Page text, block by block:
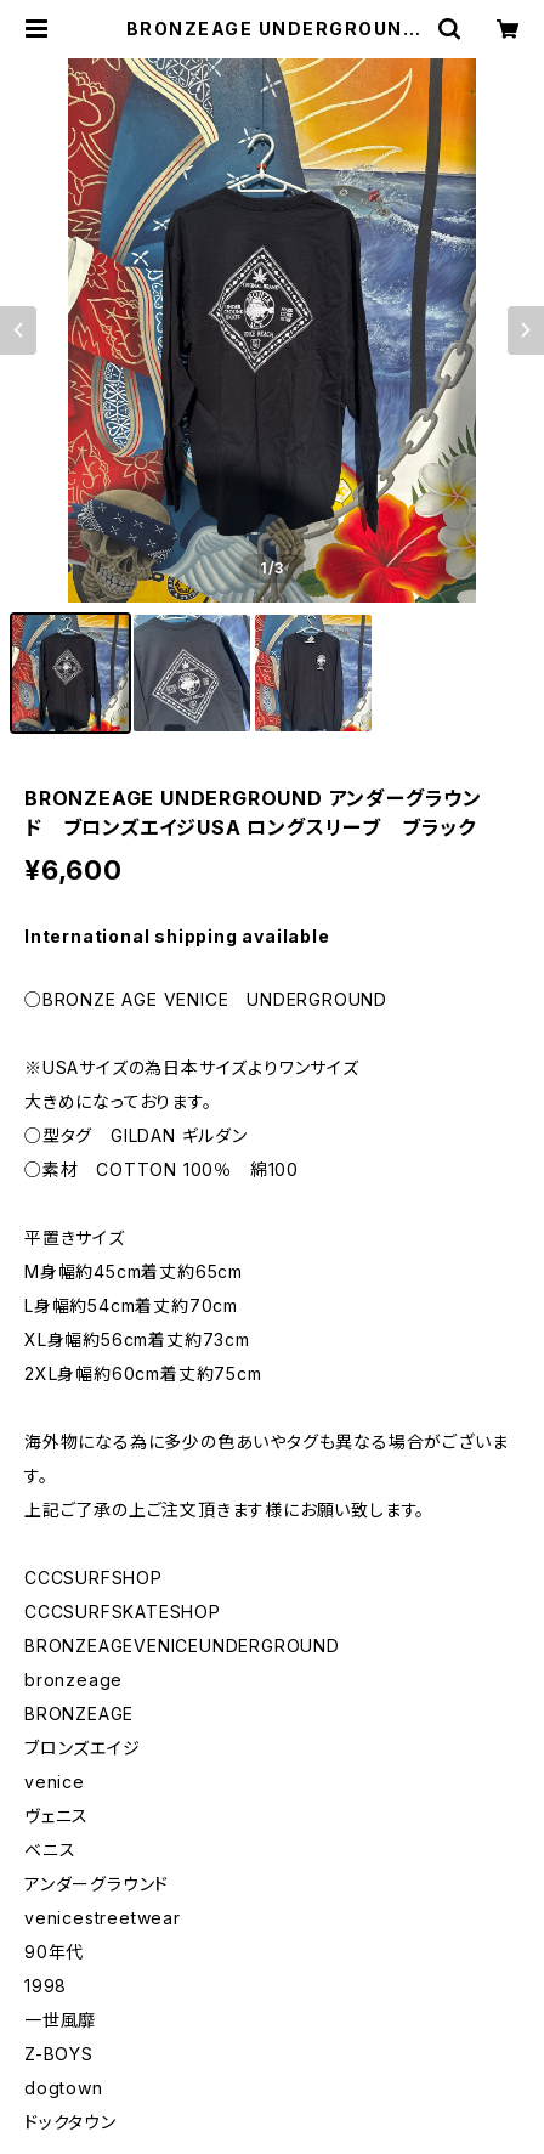
BRONZEAGE UNDERGROUND
USA ロングスリーブ ブラック | C
CCSURFSK8SHOP
1/3
BRONZEAGE UNDERGROUND アンダーグラウン
ド ブロンズエイジUSA ロングスリーブ ブラック
¥6,600
International shipping available
○BRONZE AGE VENICE UNDERGROUND
※USAサイズの為日本サイズよりワンサイズ
大きめになっております。
○型タグ GILDAN ギルダン
○素材 COTTON 100％ 綿100
平置きサイズ
M身幅約45cm着丈約65cm
L身幅約54cm着丈約70cm
XL身幅約56cm着丈約73cm
2XL身幅約60cm着丈約75cm
海外物になる為に多少の色あいやタグも異なる場合がございま
す。
上記ご了承の上ご注文頂きます様にお願い致します。
CCCSURFSHOP
CCCSURFSKATESHOP
BRONZEAGEVENICEUNDERGROUND
bronzeage
BRONZEAGE
ブロンズエイジ
venice
ヴェニス
ベニス
アンダーグラウンド
venicestreetwear
90年代
1998
一世風靡
Z-BOYS
dogtown
ドックタウン